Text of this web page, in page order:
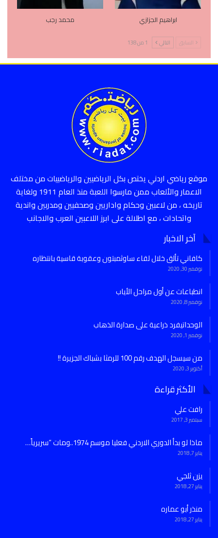
ابراهيم الجزازي محمد رجب
السابق التالي 1 من 138
موقع رياضي اردني يختص بكل الرياضيين والرياضييات من مختلف
الاعمار والألعاب ممن مارسوا اللعبة منذ العام 1911 ولغاية
تاريخه ، من لاعبين وحكام واداريين وصحفيين ومدربين واندية
واتحادات ، مع اطلالة على ابرز اللاعبين العرب والاجانب
آخر الاخبار
كافاني تألق خلال لقاء ساوثمبتون وعقوبة قاسية بانتظاره
نوفمبر 30, 2020
انطباعات عن أول مراحل الأياب
نوفمبر 8, 2020
الوحداتيفرد ذراعية على صدارة الذهاب
نوفمبر 1, 2020
من سيسجل الهدف رقم 100 للرمثا بشباك الجزيرة !!
أكتوبر 3, 2020
الأكثر قراءة
رافت علي
سبتمبر 3, 2017
ماذا لو بدأ الدوري الاردني فعليا موسم 1974..ومات “سريرياً…
يناير 7, 2018
يزن ثلجي
يناير 27, 2018
منذر أبو عماره
يناير 27, 2018